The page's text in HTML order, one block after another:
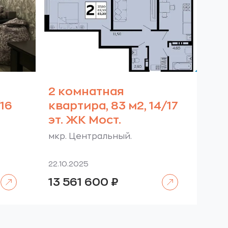
2 комнатная
квартира, 83 м2, 14/17
эт. ЖК Мост.
мкр. Центральный.
22.10.2025
13 561 600 ₽